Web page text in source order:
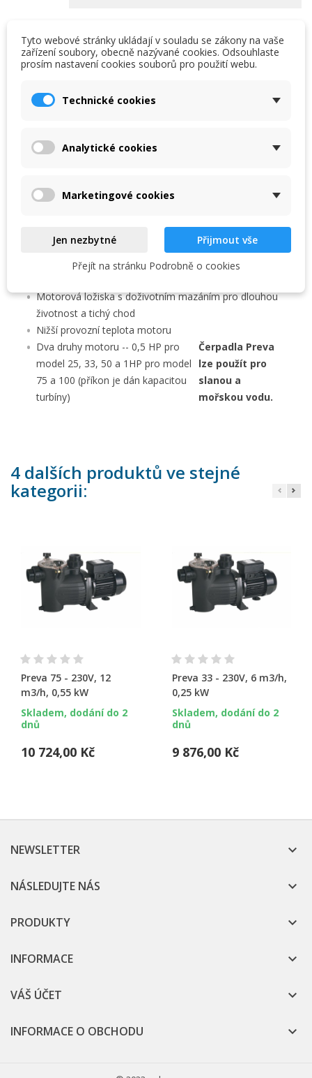
Samonasávací čerpadlo s velkokapacitním předfiltrem
Každý kus je testován (má svůj evidenční „rodný“ list s
návodu)
Průhledný polykarbonátový kryt pro jednoduchou
Dvě možnosti připojení -- vnitřní závit 1 1/2“ nebo
Těsnící segment z karbon-keramiky a nerez oceli AISI
316 je v turbíně uložen na bronzovém zástřiku
Motorová ložiska s doživotním mazáním pro dlouhou
životnost a tichý chod
Nižší provozní teplota motoru
Dva druhy motoru -- 0,5 HP pro
model 25, 33, 50 a 1HP pro model
75 a 100 (příkon je dán kapacitou
turbíny)
Čerpadla Preva
lze použít pro
slanou a
mořskou vodu.
4 dalších produktů ve stejné
kategorii:
Preva 75 - 230V, 12
m3/h, 0,55 kW
Skladem, dodání do 2
dnů
10 724,00 Kč
Preva 33 - 230V, 6 m3/h,
0,25 kW
Skladem, dodání do 2
dnů
9 876,00 Kč
NEWSLETTER 
NÁSLEDUJTE NÁS 
PRODUKTY 
INFORMACE 
VÁŠ ÚČET 
INFORMACE O OBCHODU 
add_circle_outline Create new list
Zrušit Vytvořit seznam přání
Tyto webové stránky ukládají v souladu se zákony na vaše
zařízení soubory, obecně nazývané cookies. Odsouhlaste
prosím nastavení cookies souborů pro použití webu.
Technické cookies
Analytické cookies
Marketingové cookies
Jen nezbytné
Přijmout vše
Přejít na stránku Podrobně o cookies